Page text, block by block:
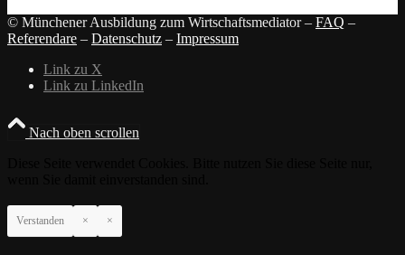
© Münchener Ausbildung zum Wirtschaftsmediator – FAQ –
Referendare – Datenschutz – Impressum
Link zu X
Link zu LinkedIn
Nach oben scrollen
Verstanden × ×